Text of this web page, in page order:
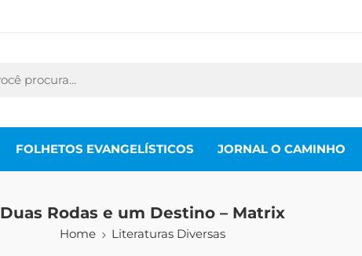
FOLHETOS EVANGELÍSTICOS JORNAL O CAMINHO
Duas Rodas e um Destino – Matrix
Home Literaturas Diversas